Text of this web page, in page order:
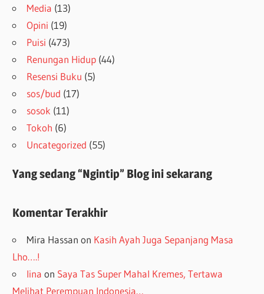
Media (13)
Opini (19)
Puisi (473)
Renungan Hidup (44)
Resensi Buku (5)
sos/bud (17)
sosok (11)
Tokoh (6)
Uncategorized (55)
Yang sedang “Ngintip” Blog ini sekarang
Komentar Terakhir
Mira Hassan on Kasih Ayah Juga Sepanjang Masa
Lho….!
lina on Saya Tas Super Mahal Kremes, Tertawa
Melihat Perempuan Indonesia…